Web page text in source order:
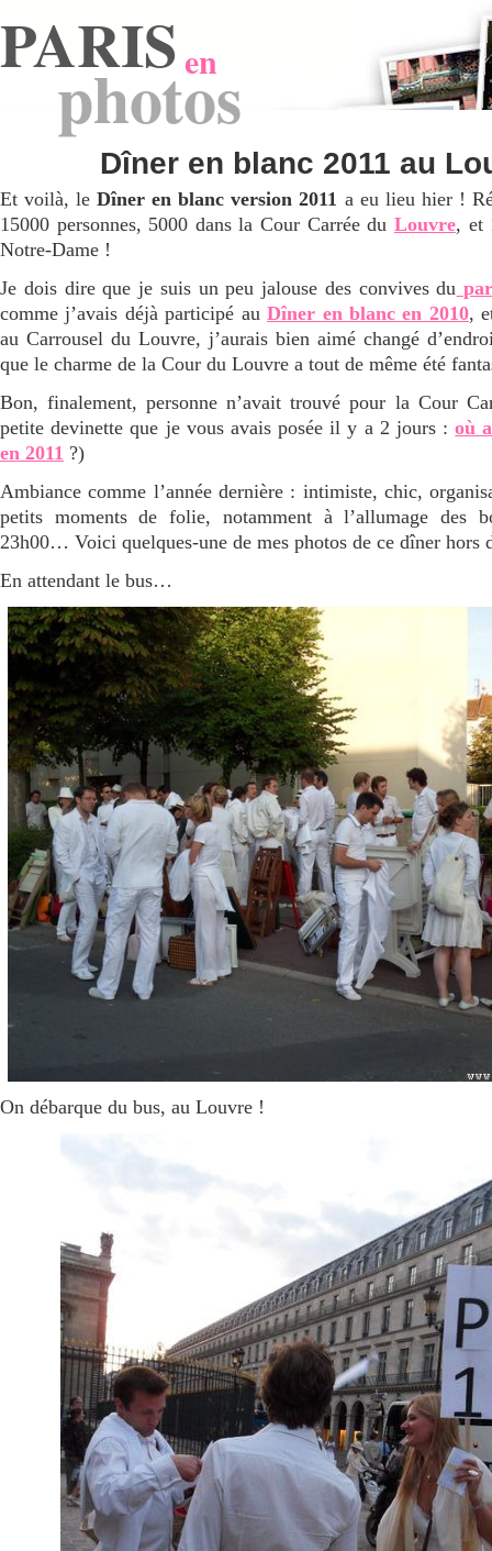
PARISen
photos
Dîner en blanc 2011 au
Et voilà, leDîner en blanc version 2011 a eu lieu hier !
15000 personnes, 5000 dans la Cour Carrée du Louvre, et
Notre-Dame !
Je dois dire que je suis un peu jalouse des convives du
comme j’avais déjà participé auDîner en blanc en 2010,
au Carrousel du Louvre, j’aurais bien aimé changé
que le charme de la Cour du Louvre a tout de même été
Bon, finalement, personne n’avait trouvé pour la Cour
petite devinette que je vous avais posée il y a 2 jours :où
en 2011 ?)
Ambiance comme l’année dernière : intimiste, chic,
petits moments de folie, notamment à l’allumage des
23h00… Voici quelques-une de mes photos de ce dîner hors
En attendant le bus…
On débarque du bus, au Louvre !